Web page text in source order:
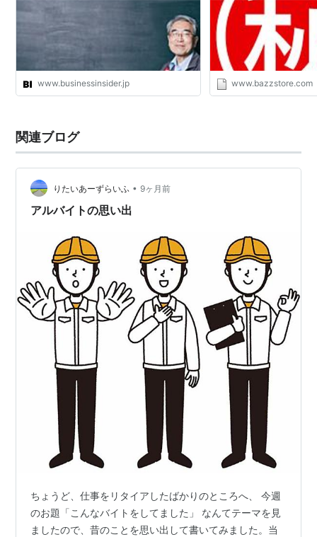
www.businessinsider.jp www.bazzstore.com
関連ブログ
りたいあーずらいふ • 9ヶ月前
アルバイトの思い出
ちょうど、仕事をリタイアしたばかりのところへ、 今週
のお題「こんなバイトをしてました」 なんてテーマを見
ましたので、昔のことを思い出して書いてみました。当